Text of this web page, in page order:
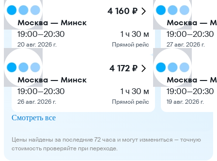
4 160 ₽
Москва — Минск
19:00—20:30
20 авг. 2026 г.
1 ч 30 м
Прямой рейс
4 172 ₽
Москва — Минск
19:00—20:30
26 авг. 2026 г.
1 ч 30 м
Прямой рейс
Москва —
19:00—20:30
27 авг. 2026 г.
Москва —
19:00—20:30
19 авг. 2026 г.
Смотреть все
Цены найдены за последние 72 часа и могут измениться — точную
стоимость проверяйте при переходе.